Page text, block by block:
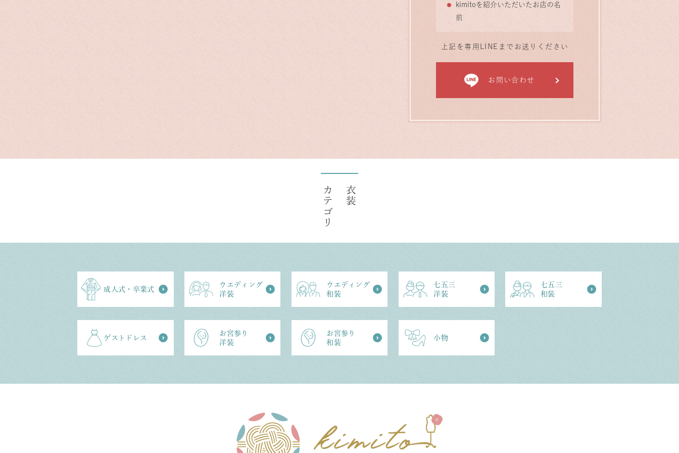
kimitoを紹介いただいたお店の名
前
上記を専用LINEまでお送りください
お問い合わせ
カテゴリ 衣装
成⼈式・卒業式
ウエディング
洋装
ウエディング
和装
七五三
洋装
七五三
和装
ゲストドレス
お宮参り
洋装
お宮参り
和装
⼩物